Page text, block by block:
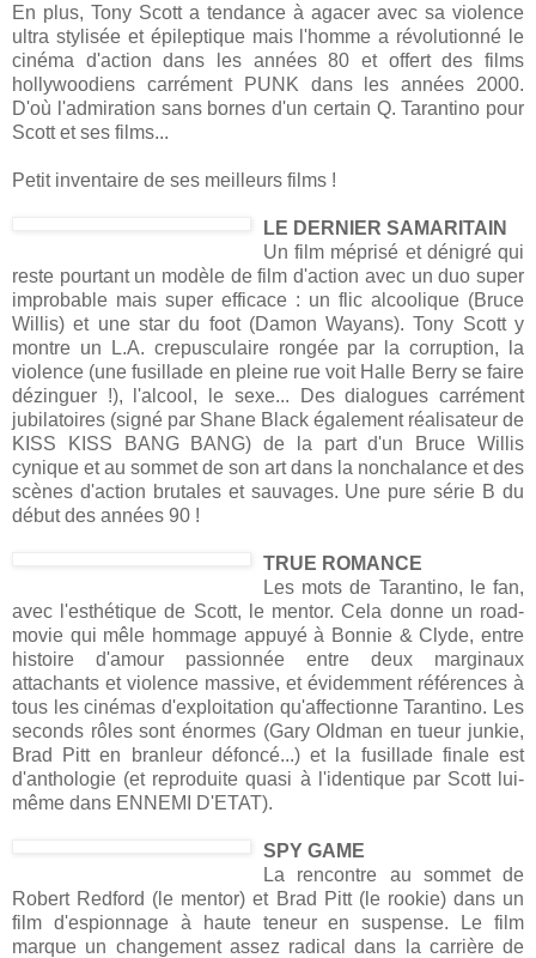
En plus, Tony Scott a tendance à agacer avec sa violence
ultra stylisée et épileptique mais l'homme a révolutionné le
cinéma d'action dans les années 80 et offert des films
hollywoodiens carrément PUNK dans les années 2000.
D'où l'admiration sans bornes d'un certain Q. Tarantino pour
Scott et ses films...
Petit inventaire de ses meilleurs films !
LE DERNIER SAMARITAIN
Un film méprisé et dénigré qui
reste pourtant un modèle de film d'action avec un duo super
improbable mais super efficace : un flic alcoolique (Bruce
Willis) et une star du foot (Damon Wayans). Tony Scott y
montre un L.A. crepusculaire rongée par la corruption, la
violence (une fusillade en pleine rue voit Halle Berry se faire
dézinguer !), l'alcool, le sexe... Des dialogues carrément
jubilatoires (signé par Shane Black également réalisateur de
KISS KISS BANG BANG) de la part d'un Bruce Willis
cynique et au sommet de son art dans la nonchalance et des
scènes d'action brutales et sauvages. Une pure série B du
début des années 90 !
TRUE ROMANCE
Les mots de Tarantino, le fan,
avec l'esthétique de Scott, le mentor. Cela donne un road-
movie qui mêle hommage appuyé à Bonnie & Clyde, entre
histoire d'amour passionnée entre deux marginaux
attachants et violence massive, et évidemment références à
tous les cinémas d'exploitation qu'affectionne Tarantino. Les
seconds rôles sont énormes (Gary Oldman en tueur junkie,
Brad Pitt en branleur défoncé...) et la fusillade finale est
d'anthologie (et reproduite quasi à l'identique par Scott lui-
même dans ENNEMI D'ETAT).
SPY GAME
La rencontre au sommet de
Robert Redford (le mentor) et Brad Pitt (le rookie) dans un
film d'espionnage à haute teneur en suspense. Le film
marque un changement assez radical dans la carrière de